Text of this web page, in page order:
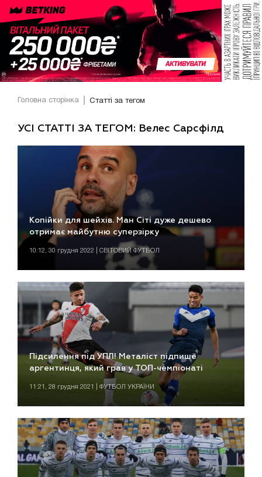
Головна сторінка Статті за тегом
УСІ СТАТТІ ЗА ТЕГОМ: Велес Сарсфілд
Копійки для шейхів. Ман Сіті дуже дешево
отримає майбутню суперзірку
10:12, 30 грудня 2022 | СВІТОВИЙ ФУТБОЛ
Підсилення під УПЛ! Металіст підпише
аргентинця, який грав у ТОП-чемпіонаті
11:21, 28 грудня 2021 | ФУТБОЛ УКРАЇНИ